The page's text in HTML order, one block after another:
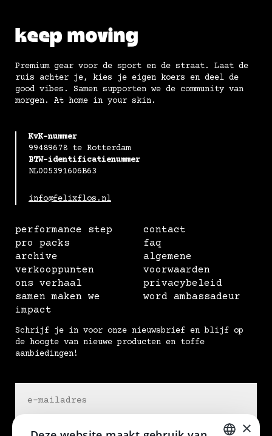
keep moving
Premium gear voor de sport en de straat. Laat de
ruis achter je, kies je eigen koers en deel de
good vibes. Samen supporten we de community van
morgen. At home in your skin.
KvK-nummer
99489678 te Rotterdam
BTW-identificatienummer
NL005391606B63
info@felixflos.nl
performance step
pro packs
archive
verkooppunten
ons verhaal
samen maken we
impact
contact
faq
algemene
voorwaarden
privacybeleid
word ambassadeur
Schrijf je in voor onze nieuwsbrief en blijf op
de hoogte van nieuwe producten en toffe
aanbiedingen!
×